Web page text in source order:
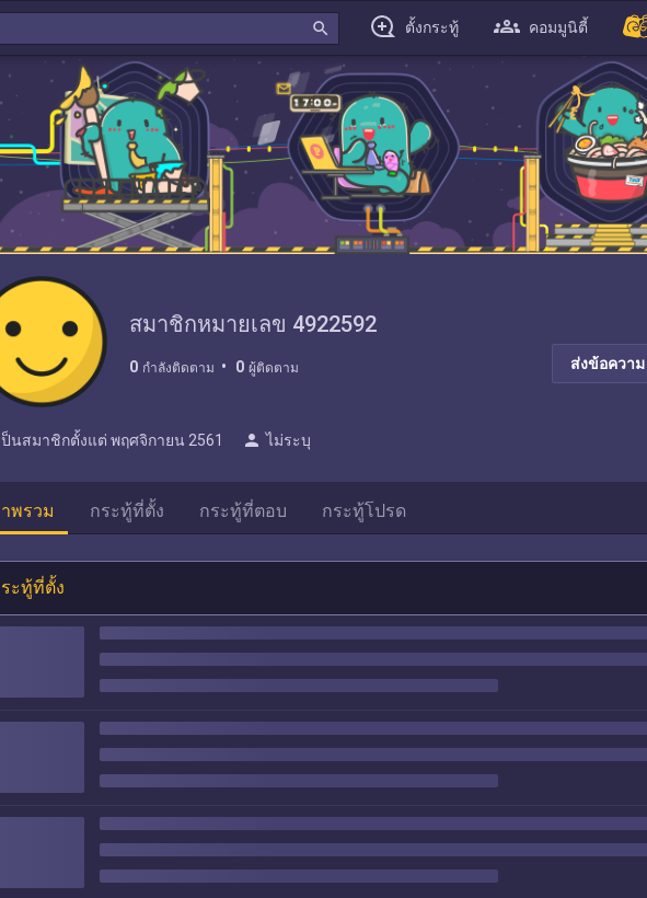
search ตั้งกระทู้ คอมมูนิตี้
สมาชิกหมายเลข 4922592
0 กำลังติดตาม 0 ผู้ติดตาม ส่งข้อความ
ป็นสมาชิกตั้งแต่ พฤศจิกายน 2561 person ไม่ระบุ
พรวม กระทู้ที่ตั้ง กระทู้ที่ตอบ กระทู้โปรด
ะทู้ที่ตั้ง